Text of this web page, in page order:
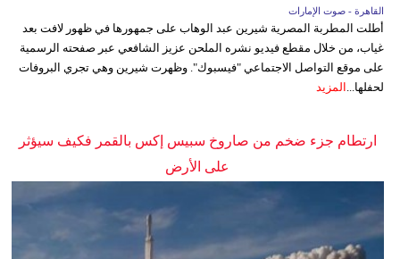
القاهرة - صوت الإمارات
أطلت المطربة المصرية شيرين عبد الوهاب على جمهورها في ظهور لافت بعد
غياب، من خلال مقطع فيديو نشره الملحن عزيز الشافعي عبر صفحته الرسمية
على موقع التواصل الاجتماعي "فيسبوك". وظهرت شيرين وهي تجري البروفات
لحفلها... المزيد
ارتطام جزء ضخم من صاروخ سبيس إكس بالقمر فكيف سيؤثر
على الأرض